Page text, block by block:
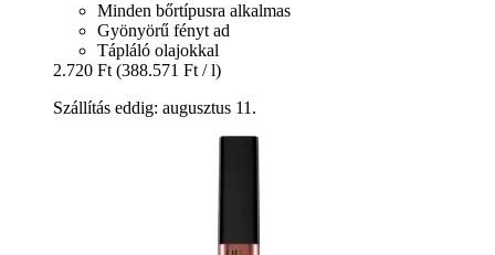
Minden bőrtípusra alkalmas
Gyönyörű fényt ad
Tápláló olajokkal
2.720 Ft (388.571 Ft / l)
Szállítás eddig: augusztus 11.